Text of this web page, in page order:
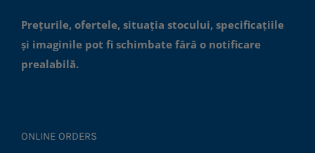
Prețurile, ofertele, situația stocului, specificațiile
și imaginile pot fi schimbate fără o notificare
prealabilă.
ONLINE ORDERS